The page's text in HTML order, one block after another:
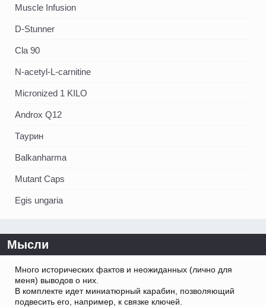
Muscle Infusion
D-Stunner
Cla 90
N-acetyl-L-carnitine
Micronized 1 KILO
Androx Q12
Таурин
Balkanharma
Mutant Caps
Egis ungaria
Мысли
Много исторических фактов и неожиданных (лично для
меня) выводов о них.
В комплекте идет миниатюрный карабин, позволяющий
подвесить его, например, к связке ключей.